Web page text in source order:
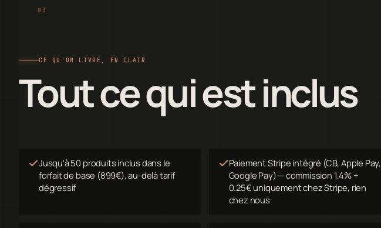
CE QU'ON LIVRE, EN CLAIR
Tout ce qui est inclus
Jusqu'à 50 produits inclus dans le
forfait de base (899€), au-delà tarif
dégressif
Paiement Stripe intégré (CB, Apple Pay,
Google Pay) — commission 1.4% +
0.25€ uniquement chez Stripe, rien
chez nous